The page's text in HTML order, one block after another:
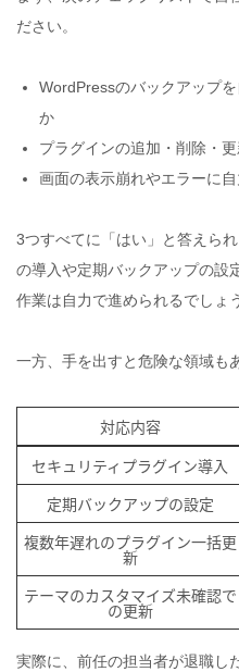
ださい。
WordPressのバックアップ
か
プラグインの追加・削除・
画面の表示崩れやエラーに
3つすべてに「はい」と答えら
の導入や定期バックアップの設
作業は自力で進められるでしょ
一方、手を出すと危険な領域も
対応内容
セキュリティプラグイン導入
定期バックアップの設定
複数年遅れのプラグイン一括更
新
テーマのカスタマイズ未確認で
の更新
実際に、前任の担当者が退職し